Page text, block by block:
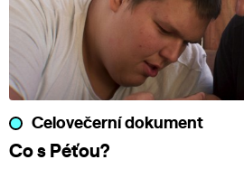
Celovečerní dokument
Co s Péťou?